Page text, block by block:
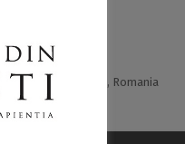
Bucuresti-Magurele, Romania